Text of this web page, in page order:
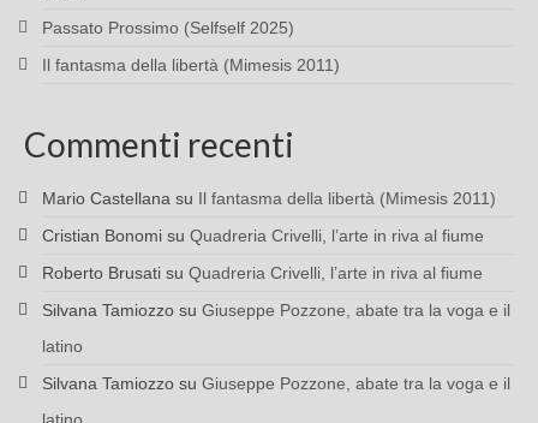
Passato Prossimo (Selfself 2025)
Il fantasma della libertà (Mimesis 2011)
Commenti recenti
Mario Castellana su Il fantasma della libertà (Mimesis 2011)
Cristian Bonomi su Quadreria Crivelli, l’arte in riva al fiume
Roberto Brusati su Quadreria Crivelli, l’arte in riva al fiume
Silvana Tamiozzo su Giuseppe Pozzone, abate tra la voga e il
latino
Silvana Tamiozzo su Giuseppe Pozzone, abate tra la voga e il